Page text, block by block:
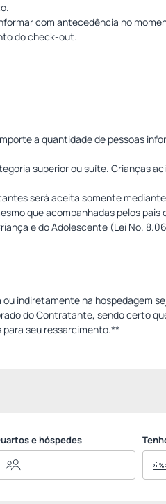
com antecedência no
do check-out.
a quantidade de pessoas
superior ou suíte. Crianças
será aceita somente
que acompanhadas pelos
e do Adolescente (Lei Nº.
indiretamente na hospedagem
do Contratante, sendo certo
seu ressarcimento.**
e hóspedes